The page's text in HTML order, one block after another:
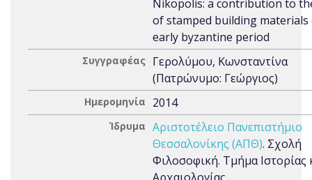
Nikopolis: a contribution to
of stamped building
early byzantine period
Συγγραφέας Γερολύμου, Κωνσταντίνα
(Πατρώνυμο: Γεώργιος)
Ημερομηνία 2014
Ίδρυμα Αριστοτέλειο Πανεπιστήμιο
Θεσσαλονίκης (ΑΠΘ). Σχολή
Φιλοσοφική. Τμήμα Ιστορίας